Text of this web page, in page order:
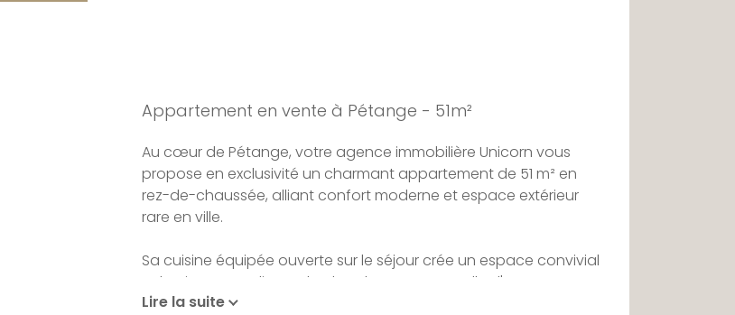
Appartement en vente à Pétange - 51m²
Au cœur de Pétange, votre agence immobilière Unicorn vous
propose en exclusivité un charmant appartement de 51 m² en
rez-de-chaussée, alliant confort moderne et espace extérieur
rare en ville.
Sa cuisine équipée ouverte sur le séjour crée un espace convivial
et lumineux, tandis que la chambre, avec sa salle d'eau
attenante, offre un véritable cocon.
Lire la suite